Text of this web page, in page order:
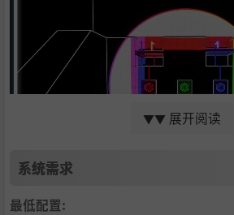
▼▼ 展开阅读
系统需求
最低配置: